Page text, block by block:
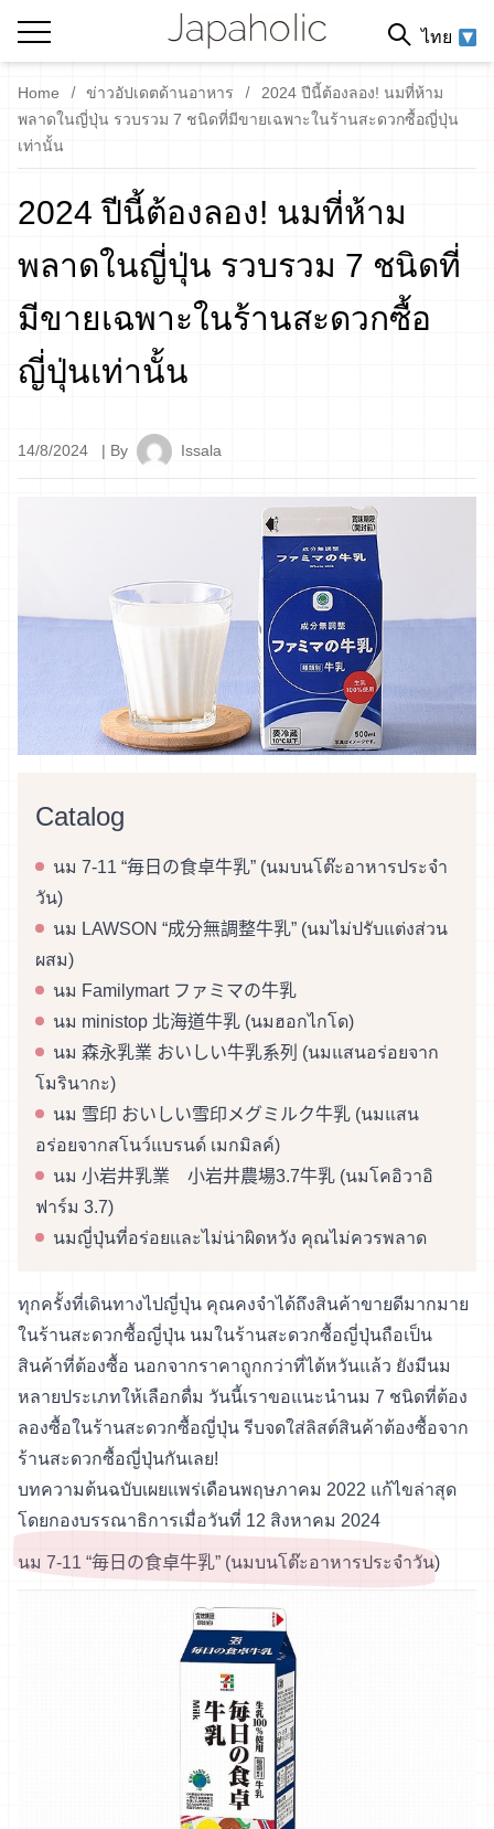
ไทย
Home ข่าวอัปเดตด้านอาหาร
2024 ปีนี้ต้องลอง! นมที่ห้าม
พลาดในญี่ปุ่น รวบรวม 7 ชนิดที่มีขายเฉพาะในร้านสะดวกซื้อญี่ปุ่น
เท่านั้น
2024 ปีนี้ต้องลอง! นมที่ห้าม
พลาดในญี่ปุ่น รวบรวม 7 ชนิดที่
มีขายเฉพาะในร้านสะดวกซื้อ
ญี่ปุ่นเท่านั้น
14/8/2024 | By Issala
Catalog
นม 7-11 “毎日の食卓牛乳” (นมบนโต๊ะอาหารประจำ
วัน)
นม LAWSON “成分無調整牛乳” (นมไม่ปรับแต่งส่วน
ผสม)
นม Familymart ファミマの牛乳
นม ministop 北海道牛乳 (นมฮอกไกโด)
นม 森永乳業 おいしい牛乳系列 (นมแสนอร่อยจาก
โมรินากะ)
นม 雪印 おいしい雪印メグミルク牛乳 (นมแสน
อร่อยจากสโนว์แบรนด์ เมกมิลค์)
นม 小岩井乳業 小岩井農場3.7牛乳 (นมโคอิวาอิ
ฟาร์ม 3.7)
นมญี่ปุ่นที่อร่อยและไม่น่าผิดหวัง คุณไม่ควรพลาด
ทุกครั้งที่เดินทางไปญี่ปุ่น คุณคงจำได้ถึงสินค้าขายดีมากมาย
ในร้านสะดวกซื้อญี่ปุ่น นมในร้านสะดวกซื้อญี่ปุ่นถือเป็น
สินค้าที่ต้องซื้อ นอกจากราคาถูกกว่าที่ไต้หวันแล้ว ยังมีนม
หลายประเภทให้เลือกดื่ม วันนี้เราขอแนะนำนม 7 ชนิดที่ต้อง
ลองซื้อในร้านสะดวกซื้อญี่ปุ่น รีบจดใส่ลิสต์สินค้าต้องซื้อจาก
ร้านสะดวกซื้อญี่ปุ่นกันเลย!
บทความต้นฉบับเผยแพร่เดือนพฤษภาคม 2022 แก้ไขล่าสุด
โดยกองบรรณาธิการเมื่อวันที่ 12 สิงหาคม 2024
นม 7-11 “毎日の食卓牛乳” (นมบนโต๊ะอาหารประจำวัน)